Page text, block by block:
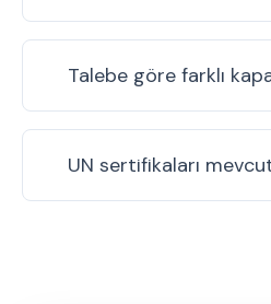
Talebe göre farklı
UN sertifikaları